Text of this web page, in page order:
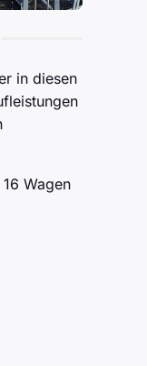
in diesen
Wagen